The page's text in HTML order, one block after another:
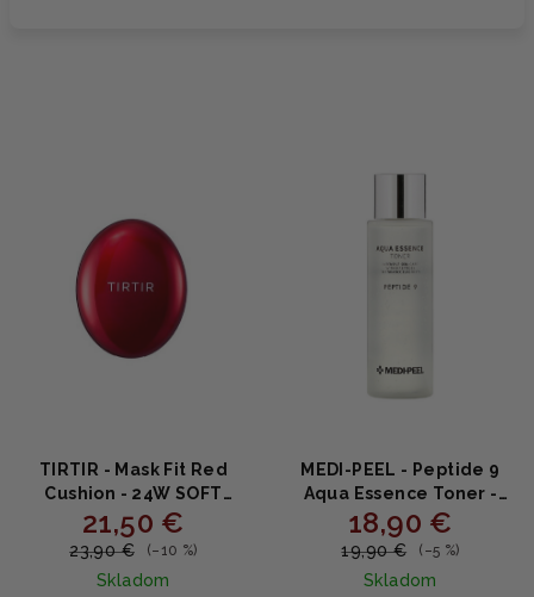
TIRTIR - Mask Fit Red
Cushion - 24W SOFT
BEIGE- Dlhotrvajúci
make-up na tvár 18g
21,50 €
23,90 € (–10 %)
Skladom
MEDI-PEEL - Peptide 9
Aqua Essence Toner -
essenciálny peptidový
toner 250ml
18,90 €
19,90 € (–5 %)
Skladom